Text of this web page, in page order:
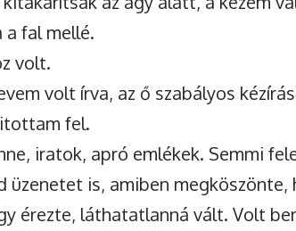
fal mellé.
volt.
volt írva, az ő szabályos
fel.
iratok, apró emlékek. Semmi
üzenetet is, amiben megköszönte,
érezte, láthatatlanná vált. Volt